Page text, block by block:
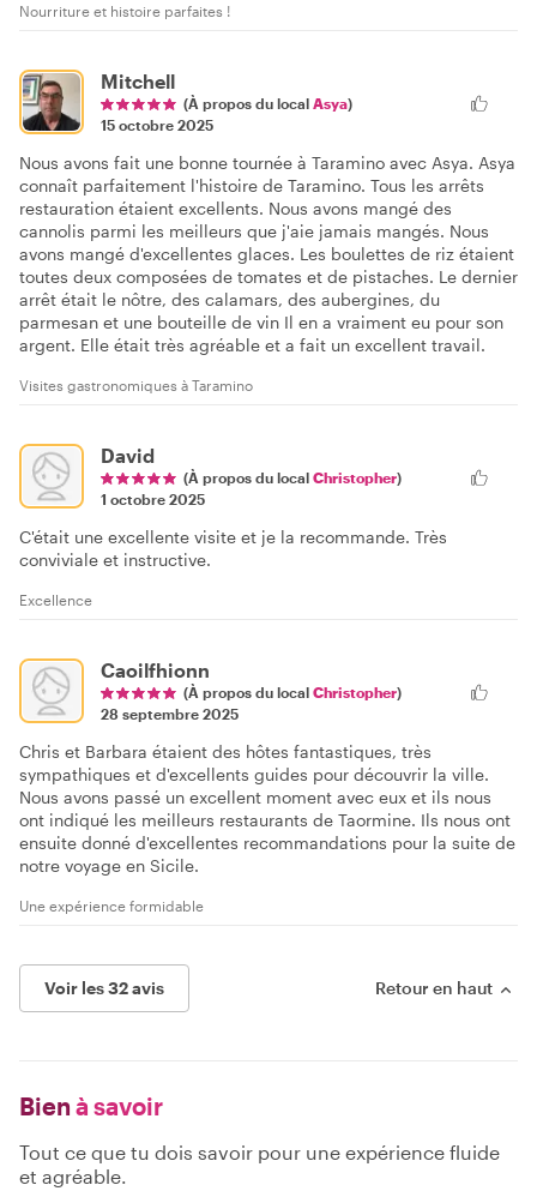
Nourriture et histoire parfaites !
Mitchell
(À propos du local Asya)
15 octobre 2025
Nous avons fait une bonne tournée à Taramino avec Asya. Asya
connaît parfaitement l'histoire de Taramino. Tous les arrêts
restauration étaient excellents. Nous avons mangé des
cannolis parmi les meilleurs que j'aie jamais mangés. Nous
avons mangé d'excellentes glaces. Les boulettes de riz étaient
toutes deux composées de tomates et de pistaches. Le dernier
arrêt était le nôtre, des calamars, des aubergines, du
parmesan et une bouteille de vin Il en a vraiment eu pour son
argent. Elle était très agréable et a fait un excellent travail.
Visites gastronomiques à Taramino
David
(À propos du local Christopher)
1 octobre 2025
C'était une excellente visite et je la recommande. Très
conviviale et instructive.
Excellence
Caoilfhionn
(À propos du local Christopher)
28 septembre 2025
Chris et Barbara étaient des hôtes fantastiques, très
sympathiques et d'excellents guides pour découvrir la ville.
Nous avons passé un excellent moment avec eux et ils nous
ont indiqué les meilleurs restaurants de Taormine. Ils nous ont
ensuite donné d'excellentes recommandations pour la suite de
notre voyage en Sicile.
Une expérience formidable
Voir les 32 avis Retour en haut
Bien à savoir
Tout ce que tu dois savoir pour une expérience fluide
et agréable.